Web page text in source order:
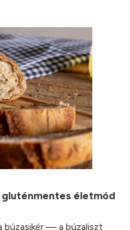
életmód
búzasikér — a búzaliszt